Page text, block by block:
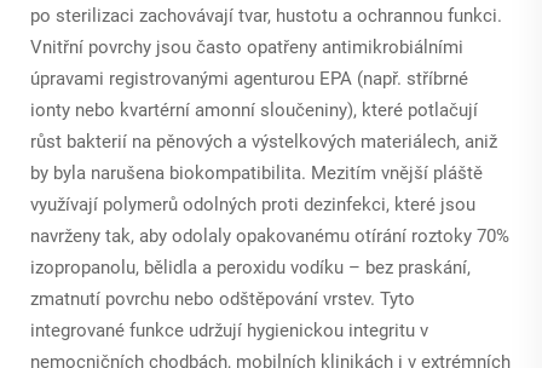
po sterilizaci zachovávají tvar, hustotu a ochrannou funkci.
Vnitřní povrchy jsou často opatřeny antimikrobiálními
úpravami registrovanými agenturou EPA (např. stříbrné
ionty nebo kvartérní amonní sloučeniny), které potlačují
růst bakterií na pěnových a výstelkových materiálech, aniž
by byla narušena biokompatibilita. Mezitím vnější pláště
využívají polymerů odolných proti dezinfekci, které jsou
navrženy tak, aby odolaly opakovanému otírání roztoky 70%
izopropanolu, bělidla a peroxidu vodíku – bez praskání,
zmatnutí povrchu nebo odštěpování vrstev. Tyto
integrované funkce udržují hygienickou integritu v
nemocničních chodbách, mobilních klinikách i v extrémních